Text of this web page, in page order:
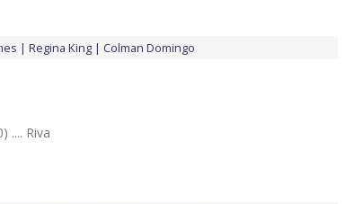
Regina King Colman Domingo
.... Riva